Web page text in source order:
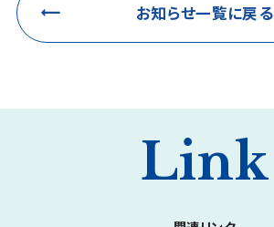
お知らせ一覧に戻る
Link